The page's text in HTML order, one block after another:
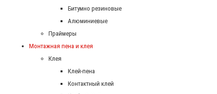
Битумно резиновые
Алюминиевые
Праймеры
Монтажная пена и клея
Клея
Клей-пена
Контактный клей